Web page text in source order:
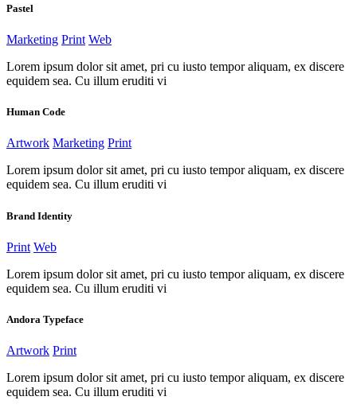
Pastel
Marketing Print Web
Lorem ipsum dolor sit amet, pri cu iusto tempor aliquam, ex discere
equidem sea. Cu illum eruditi vi
Human Code
Artwork Marketing Print
Lorem ipsum dolor sit amet, pri cu iusto tempor aliquam, ex discere
equidem sea. Cu illum eruditi vi
Brand Identity
Print Web
Lorem ipsum dolor sit amet, pri cu iusto tempor aliquam, ex discere
equidem sea. Cu illum eruditi vi
Andora Typeface
Artwork Print
Lorem ipsum dolor sit amet, pri cu iusto tempor aliquam, ex discere
equidem sea. Cu illum eruditi vi